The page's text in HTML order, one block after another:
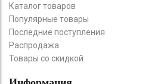
Каталог товаров
Популярные товары
Последние поступления
Распродажа
Товары со скидкой